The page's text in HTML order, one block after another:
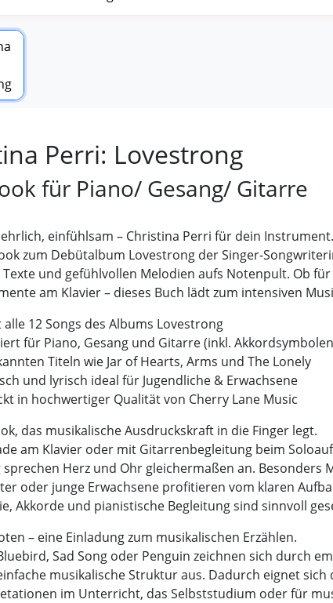
Perri: Lovestrong
für Piano/ Gesang/ Gitarre
einfühlsam – Christina Perri für dein Instrument.
zum Debütalbum Lovestrong der Singer-
und gefühlvollen Melodien aufs Notenpult. Ob
am Klavier – dieses Buch lädt zum intensiven
12 Songs des Albums Lovestrong
für Piano, Gesang und Gitarre (inkl.
Titeln wie Jar of Hearts, Arms und The Lonely
und lyrisch ideal für Jugendliche & Erwachsene
in hochwertiger Qualität von Cherry Lane Music
das musikalische Ausdruckskraft in die Finger legt.
am Klavier oder mit Gitarrenbegleitung beim
Herz und Ohr gleichermaßen an. Besonders
oder junge Erwachsene profitieren vom klaren
Akkorde und pianistische Begleitung sind sinnvoll
– eine Einladung zum musikalischen Erzählen.
Sad Song oder Penguin zeichnen sich durch
musikalische Struktur aus. Dadurch eignet
im Unterricht, das Selbststudium oder für